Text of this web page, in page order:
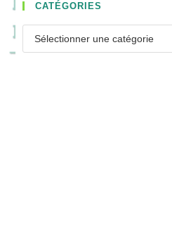
CATÉGORIES
Catégories